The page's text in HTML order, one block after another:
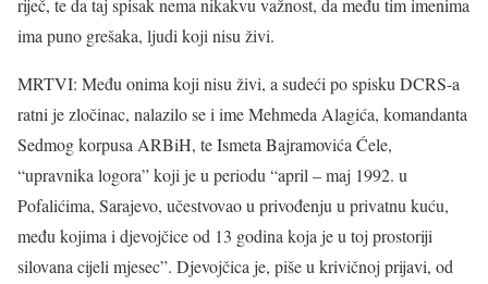
riječ, te da taj spisak nema nikakvu važnost, da među tim imenima
ima puno grešaka, ljudi koji nisu živi.
MRTVI: Među onima koji nisu živi, a sudeći po spisku DCRS-a
ratni je zločinac, nalazilo se i ime Mehmeda Alagića, komandanta
Sedmog korpusa ARBiH, te Ismeta Bajramovića Ćele,
“upravnika logora” koji je u periodu “april – maj 1992. u
Pofalićima, Sarajevo, učestvovao u privođenju u privatnu kuću,
među kojima i djevojčice od 13 godina koja je u toj prostoriji
silovana cijeli mjesec”. Djevojčica je, piše u krivičnoj prijavi, od